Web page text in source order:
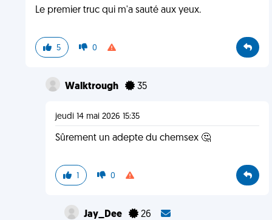
Le premier truc qui m'a sauté aux yeux.
5 0
Walktrough 35
jeudi 14 mai 2026 15:35
Sûrement un adepte du chemsex 🤔
1 0
Jay_Dee 26